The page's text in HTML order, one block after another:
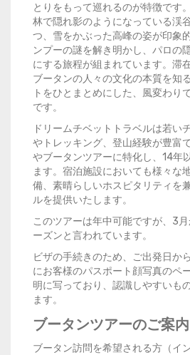
とりをもって巡れるのが特徴です
林で隠れ影のようになっている渓
つ、雪をかぶった高峰の姿が印象
ンプーの謎を解き明かし、パロの
にする旅程が組まれています。滞
ブータンの人々の文化の本質を知
トをひとまとめにした、風変わり
です。
ドリームチベットトラベルは若い
やトレッキング、登山経験が豊富
やブータンツアーに特化し、14年
ます。宿泊施設においても様々な
備、素晴らしいホスピタリティを
ルを提供いたします。
このツアーは年中可能ですが、3
ーズンと言われています。
ビザの手続きのため、ご出発日か
にお客様のパスポート顔写真のペ
明に写っており、認識しやすいも
ます。
ブータンツアーのご案内
ブータン訪問を希望される方（イ